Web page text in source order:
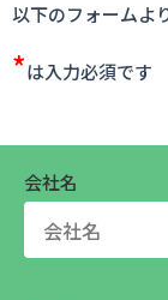
以下のフォームよ
*は入力必須です
会社名